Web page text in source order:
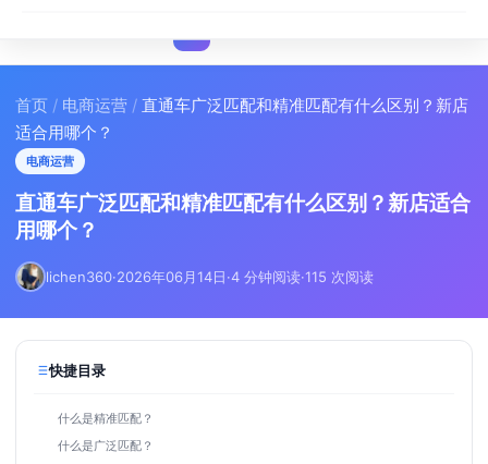
首页 / 电商运营 / 直通车广泛匹配和精准匹配有什么区别？新店
适合用哪个？
电商运营
直通车广泛匹配和精准匹配有什么区别？新店适合
用哪个？
lichen360·2026年06月14日·4 分钟阅读·115 次阅读
快捷目录
什么是精准匹配？
什么是广泛匹配？